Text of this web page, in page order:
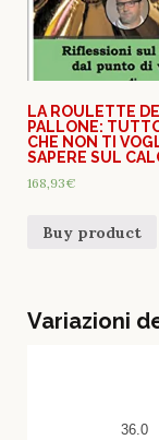
LA ROULETTE
PALLONE:
CHE NON TI
SAPERE SUL
168,93€
Buy product
Variazioni
36.0